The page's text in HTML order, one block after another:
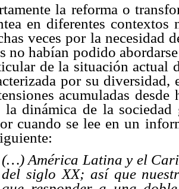
la reforma o
en diferentes contextos
veces por la necesidad
no habían podido
de la situación actual
por su diversidad,
acumuladas
la dinámica de la
cuando se lee en un
(…) América Latina y el
del siglo XX; así que